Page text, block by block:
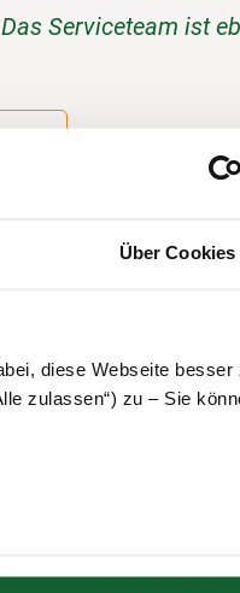
Über Cookies
diese Webseite besser
zulassen“) zu – Sie
Serviceteam ist
ab.
auf.